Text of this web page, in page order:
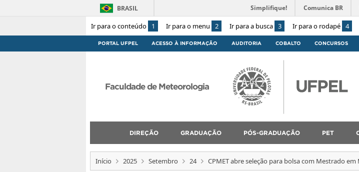
Ir para o conteúdo 1 Ir para o menu 2 Ir para a busca 3 Ir para o rodapé 4
BRASIL Simplifique! Comunica BR
PORTAL UFPEL ACESSO À INFORMAÇÃO AUDITORIA COBALTO CONCURSOS
Faculdade de Meteorologia
DIREÇÃO GRADUAÇÃO PÓS-GRADUAÇÃO PET
Início 2025 Setembro 24 CPMET abre seleção para bolsa com Mestrado